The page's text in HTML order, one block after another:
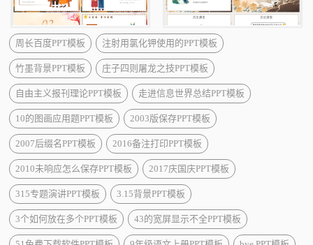
周长百度PPT模板 注射用氯化钾使用的PPT模板
竹墨背景PPT模板 庄子四则屠龙之技PPT模板
自由主义报刊理论PPT模板 走进信息世界总结PPT模板
10的图画应用题PPT模板 2003版保存PPT模板
2007后缀名PPT模板 2016备注打印PPT模板
2010未响应怎么保存PPT模板 2017庆国庆PPT模板
315专题演讲PPT模板 3.15背景PPT模板
3个如何放在多个PPT模板 43的宽屏显示不全PPT模板